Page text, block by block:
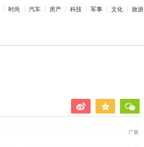
时尚 汽车 房产 科技 军事 文化 旅游